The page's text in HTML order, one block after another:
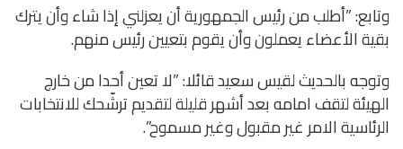
وتابع: ”أطلب من رئيس الجمهورية أن يعزلني إذا شاء وأن يترك
بقية الأعضاء يعملون وأن يقوم بتعيين رئيس منهم.
وتوجه بالحديث لقيس سعيد قائلا: ”لا تعين أحدا من خارج
الهيئة لتقف امامه بعد أشهر قليلة لتقديم ترشّحك للانتخابات
الرئاسية الامر غير مقبول وغير مسموح”.